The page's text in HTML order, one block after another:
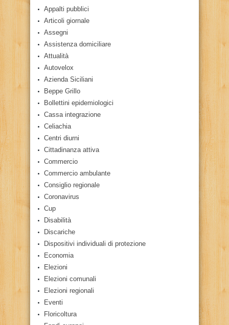
Appalti pubblici
Articoli giornale
Assegni
Assistenza domiciliare
Attualità
Autovelox
Azienda Siciliani
Beppe Grillo
Bollettini epidemiologici
Cassa integrazione
Celiachia
Centri diurni
Cittadinanza attiva
Commercio
Commercio ambulante
Consiglio regionale
Coronavirus
Cup
Disabilità
Discariche
Dispositivi individuali di protezione
Economia
Elezioni
Elezioni comunali
Elezioni regionali
Eventi
Floricoltura